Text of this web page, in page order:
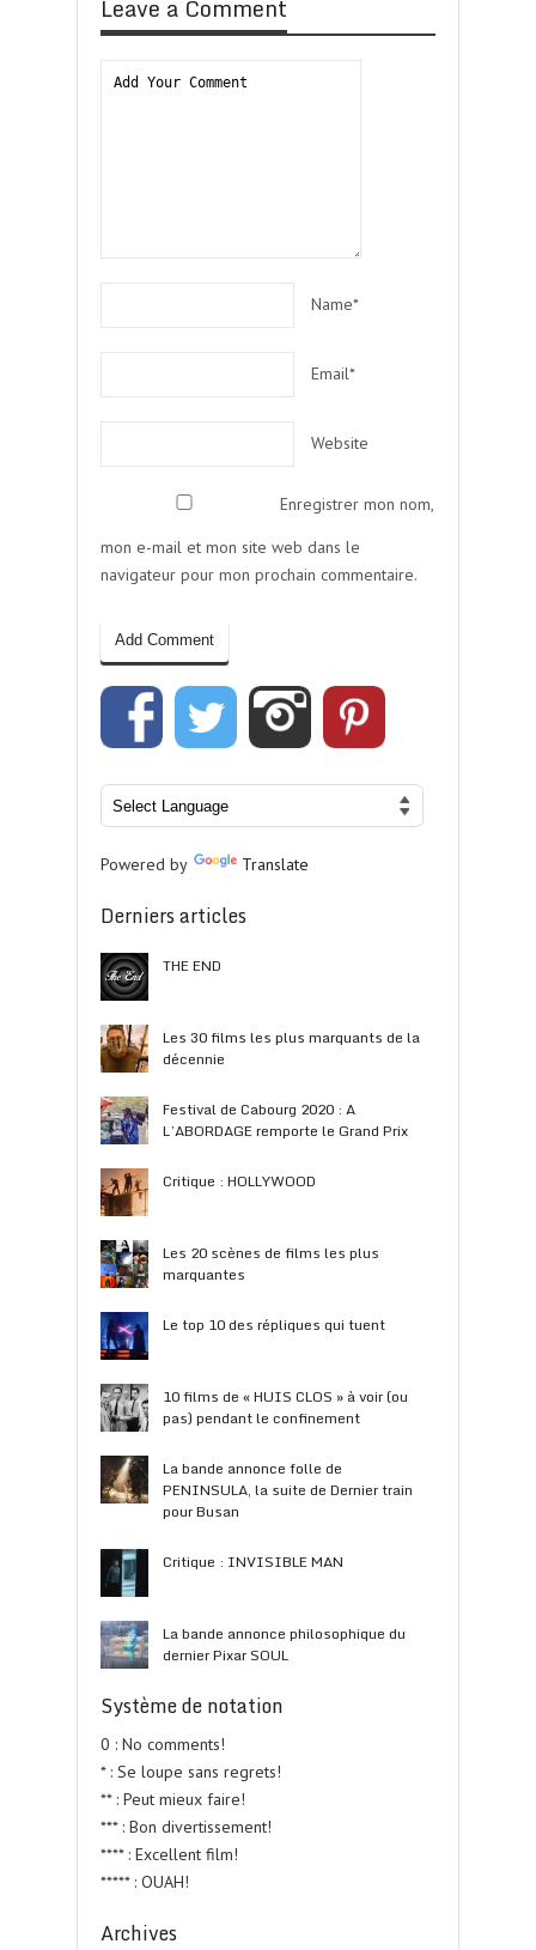
Leave a Comment
Name*
Email*
Website
Enregistrer mon nom,
mon e-mail et mon site web dans le
navigateur pour mon prochain commentaire.
Powered by Translate
Derniers articles
THE END
Les 30 films les plus marquants de la
décennie
Festival de Cabourg 2020 : A
L’ABORDAGE remporte le Grand Prix
Critique : HOLLYWOOD
Les 20 scènes de films les plus
marquantes
Le top 10 des répliques qui tuent
10 films de « HUIS CLOS » à voir (ou
pas) pendant le confinement
La bande annonce folle de
PENINSULA, la suite de Dernier train
pour Busan
Critique : INVISIBLE MAN
La bande annonce philosophique du
dernier Pixar SOUL
Système de notation
0 : No comments!
* : Se loupe sans regrets!
** : Peut mieux faire!
*** : Bon divertissement!
**** : Excellent film!
***** : OUAH!
Archives